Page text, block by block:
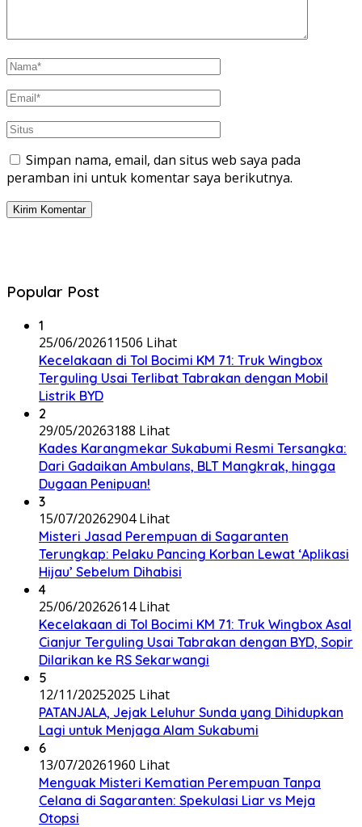
Simpan nama, email, dan situs web saya pada
peramban ini untuk komentar saya berikutnya.
Popular Post
1
25/06/202611506 Lihat
Kecelakaan di Tol Bocimi KM 71: Truk Wingbox
Terguling Usai Terlibat Tabrakan dengan Mobil
Listrik BYD
2
29/05/20263188 Lihat
Kades Karangmekar Sukabumi Resmi Tersangka:
Dari Gadaikan Ambulans, BLT Mangkrak, hingga
Dugaan Penipuan!
3
15/07/20262904 Lihat
Misteri Jasad Perempuan di Sagaranten
Terungkap: Pelaku Pancing Korban Lewat ‘Aplikasi
Hijau’ Sebelum Dihabisi
4
25/06/20262614 Lihat
Kecelakaan di Tol Bocimi KM 71: Truk Wingbox Asal
Cianjur Terguling Usai Tabrakan dengan BYD, Sopir
Dilarikan ke RS Sekarwangi
5
12/11/20252025 Lihat
PATANJALA, Jejak Leluhur Sunda yang Dihidupkan
Lagi untuk Menjaga Alam Sukabumi
6
13/07/20261960 Lihat
Menguak Misteri Kematian Perempuan Tanpa
Celana di Sagaranten: Spekulasi Liar vs Meja
Otopsi